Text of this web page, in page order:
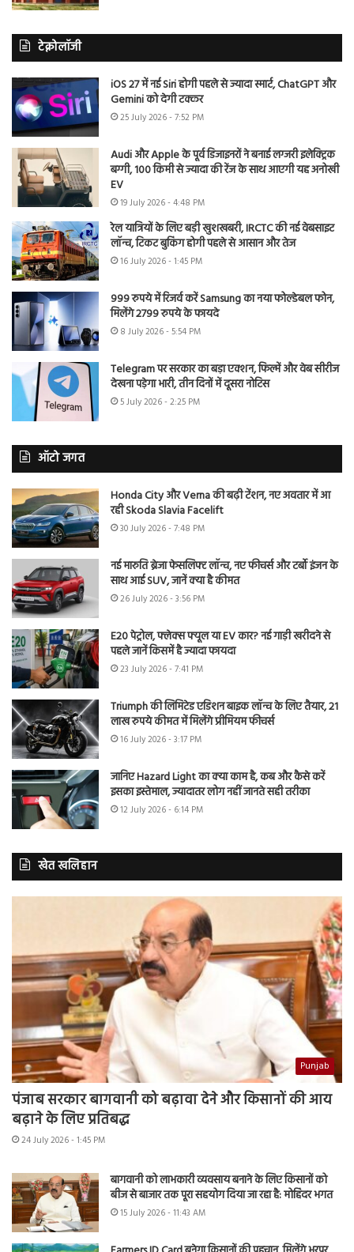
टेक्नोलॉजी
iOS 27 में नई Siri होगी पहले से ज्यादा स्मार्ट, ChatGPT और
Gemini को देगी टक्कर
25 July 2026 - 7:52 PM
Audi और Apple के पूर्व डिजाइनरों ने बनाई लग्जरी इलेक्ट्रिक
बग्गी, 100 किमी से ज्यादा की रेंज के साथ आएगी यह अनोखी
EV
19 July 2026 - 4:48 PM
रेल यात्रियों के लिए बड़ी खुशखबरी, IRCTC की नई वेबसाइट
लॉन्च, टिकट बुकिंग होगी पहले से आसान और तेज
16 July 2026 - 1:45 PM
999 रुपये में रिजर्व करें Samsung का नया फोल्डेबल फोन,
मिलेंगे 2799 रुपये के फायदे
8 July 2026 - 5:54 PM
Telegram पर सरकार का बड़ा एक्शन, फिल्में और वेब सीरीज
देखना पड़ेगा भारी, तीन दिनों में दूसरा नोटिस
5 July 2026 - 2:25 PM
ऑटो जगत
Honda City और Verna की बढ़ी टेंशन, नए अवतार में आ
रही Skoda Slavia Facelift
30 July 2026 - 7:48 PM
नई मारुति ब्रेजा फेसलिफ्ट लॉन्च, नए फीचर्स और टर्बो इंजन के
साथ आई SUV, जानें क्या है कीमत
26 July 2026 - 3:56 PM
E20 पेट्रोल, फ्लेक्स फ्यूल या EV कार? नई गाड़ी खरीदने से
पहले जानें किसमें है ज्यादा फायदा
23 July 2026 - 7:41 PM
Triumph की लिमिटेड एडिशन बाइक लॉन्च के लिए तैयार, 21
लाख रुपये कीमत में मिलेंगे प्रीमियम फीचर्स
16 July 2026 - 3:17 PM
जानिए Hazard Light का क्या काम है, कब और कैसे करें
इसका इस्तेमाल, ज्यादातर लोग नहीं जानते सही तरीका
12 July 2026 - 6:14 PM
खेत खलिहान
Punjab
पंजाब सरकार बागवानी को बढ़ावा देने और किसानों की आय
बढ़ाने के लिए प्रतिबद्ध
24 July 2026 - 1:45 PM
बागवानी को लाभकारी व्यवसाय बनाने के लिए किसानों को
बीज से बाजार तक पूरा सहयोग दिया जा रहा है: मोहिंदर भगत
15 July 2026 - 11:43 AM